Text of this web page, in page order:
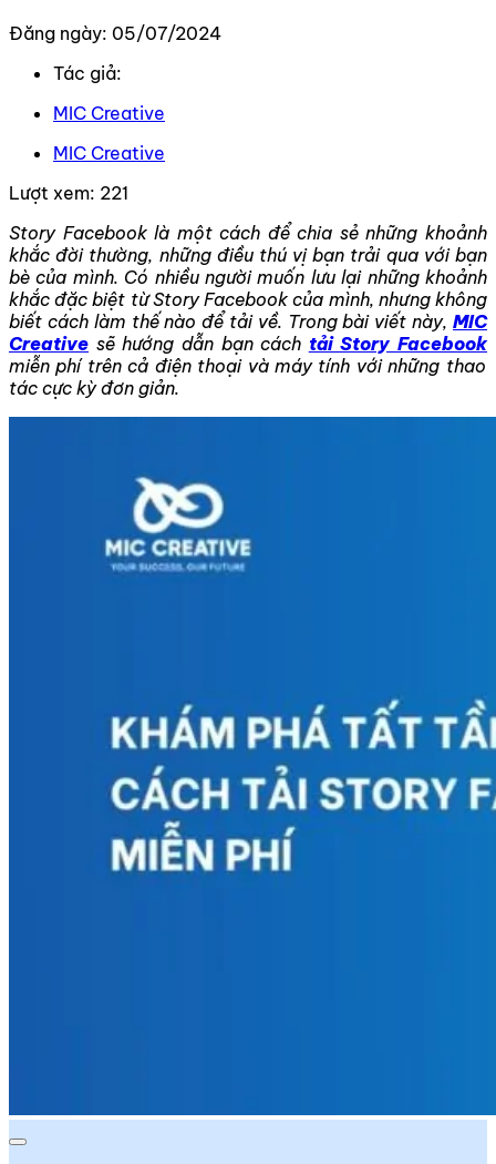
Đăng ngày: 05/07/2024
Tác giả:
MIC Creative
MIC Creative
Lượt xem: 221
Story Facebook là một cách để chia sẻ những khoảnh
khắc đời thường, những điều thú vị bạn trải qua với bạn
bè của mình. Có nhiều người muốn lưu lại những khoảnh
khắc đặc biệt từ Story Facebook của mình, nhưng không
biết cách làm thế nào để tải về. Trong bài viết này, MIC
Creative sẽ hướng dẫn bạn cách tải Story Facebook
miễn phí trên cả điện thoại và máy tính với những thao
tác cực kỳ đơn giản.